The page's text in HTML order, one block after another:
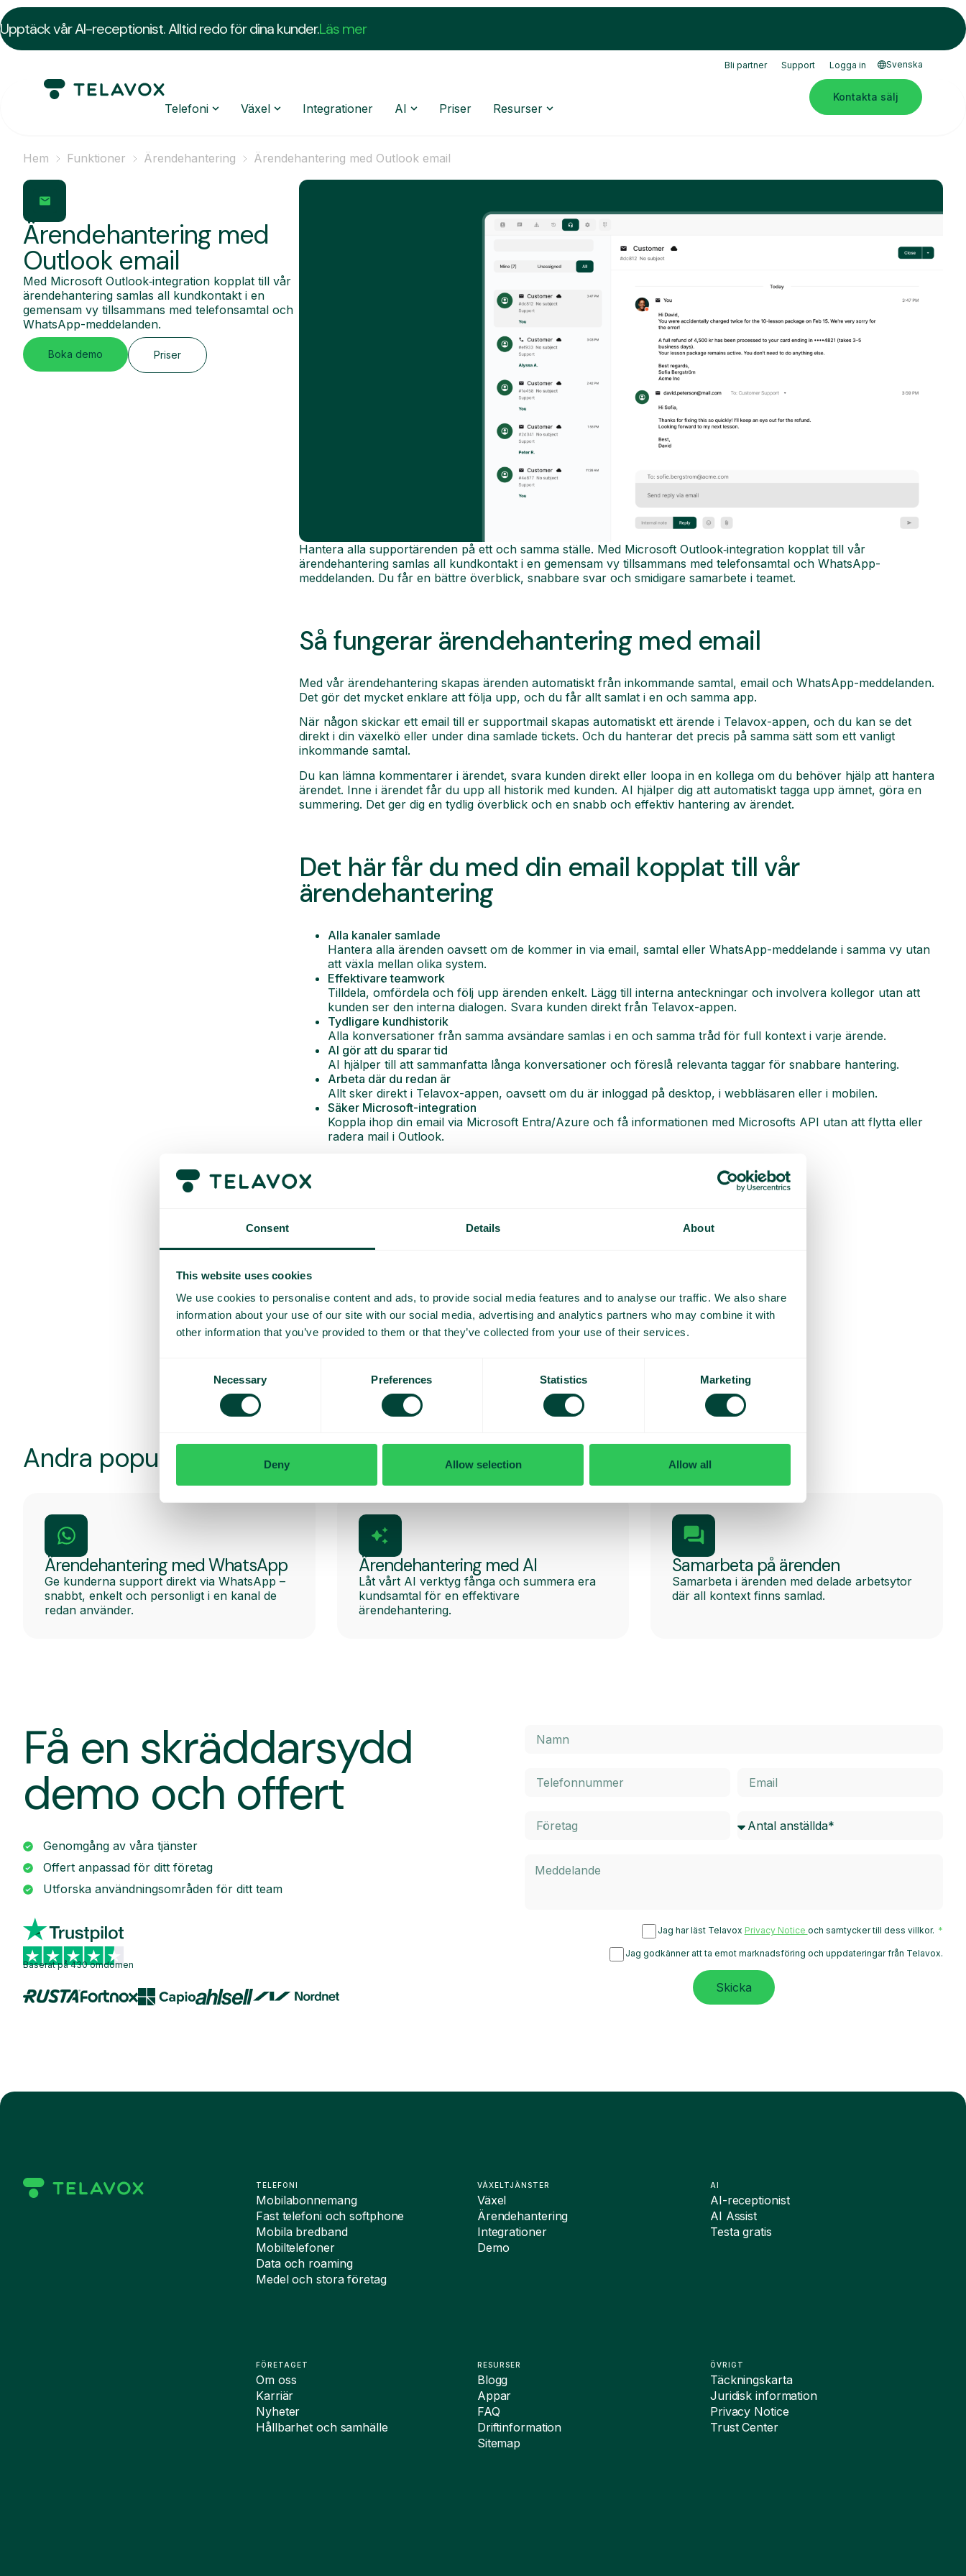
Consent Details About
This website uses cookies
We use cookies to personalise content and ads, to provide social media features and to analyse our traffic. We also share
information about your use of our site with our social media, advertising and analytics partners who may combine it with
other information that you’ve provided to them or that they’ve collected from your use of their services.
Necessary Preferences Statistics Marketing
Deny Allow selection Allow all
Upptäck vår AI-receptionist. Alltid redo för dina kunder.Läs mer
Bli partner Support Logga in Svenska
Telefoni Växel Integrationer AI Priser Resurser
Kontakta sälj
Hem Funktioner Ärendehantering Ärendehantering med Outlook email
Ärendehantering med
Outlook email
Med Microsoft Outlook‑integration kopplat till vår
ärendehantering samlas all kundkontakt i en
gemensam vy tillsammans med telefonsamtal och
WhatsApp-meddelanden.
Boka demo Priser
Hantera alla supportärenden på ett och samma ställe. Med Microsoft Outlook‑integration kopplat till vår
ärendehantering samlas all kundkontakt i en gemensam vy tillsammans med telefonsamtal och WhatsApp-
meddelanden. Du får en bättre överblick, snabbare svar och smidigare samarbete i teamet.
Så fungerar ärendehantering med email
Med vår ärendehantering skapas ärenden automatiskt från inkommande samtal, email och WhatsApp-meddelanden.
Det gör det mycket enklare att följa upp, och du får allt samlat i en och samma app.
När någon skickar ett email till er supportmail skapas automatiskt ett ärende i Telavox-appen, och du kan se det
direkt i din växelkö eller under dina samlade tickets. Och du hanterar det precis på samma sätt som ett vanligt
inkommande samtal.
Du kan lämna kommentarer i ärendet, svara kunden direkt eller loopa in en kollega om du behöver hjälp att hantera
ärendet. Inne i ärendet får du upp all historik med kunden. AI hjälper dig att automatiskt tagga upp ämnet, göra en
summering. Det ger dig en tydlig överblick och en snabb och effektiv hantering av ärendet.
Det här får du med din email kopplat till vår
ärendehantering
Alla kanaler samlade
Hantera alla ärenden oavsett om de kommer in via email, samtal eller WhatsApp-meddelande i samma vy utan
att växla mellan olika system.
Effektivare teamwork
Tilldela, omfördela och följ upp ärenden enkelt. Lägg till interna anteckningar och involvera kollegor utan att
kunden ser den interna dialogen. Svara kunden direkt från Telavox-appen.
Tydligare kundhistorik
Alla konversationer från samma avsändare samlas i en och samma tråd för full kontext i varje ärende.
AI gör att du sparar tid
AI hjälper till att sammanfatta långa konversationer och föreslå relevanta taggar för snabbare hantering.
Arbeta där du redan är
Allt sker direkt i Telavox-appen, oavsett om du är inloggad på desktop, i webbläsaren eller i mobilen.
Säker Microsoft-integration
Koppla ihop din email via Microsoft Entra/Azure och få informationen med Microsofts API utan att flytta eller
radera mail i Outlook.
Viktiga funktioner
Sök efter ärenden på telefonnummer, ämnesrad eller ärende-ID
Fullt stöd för iOS och Android
Kom igång här:
Andra populära funktioner
Ärendehantering med WhatsApp
Ge kunderna support direkt via WhatsApp –
snabbt, enkelt och personligt i en kanal de
redan använder.
Ärendehantering med AI
Låt vårt AI verktyg fånga och summera era
kundsamtal för en effektivare
ärendehantering.
Samarbeta på ärenden
Samarbeta i ärenden med delade arbetsytor
där all kontext finns samlad.
Få en skräddarsydd
demo och offert
Genomgång av våra tjänster
Offert anpassad för ditt företag
Utforska användningsområden för ditt team
Baserat på 430 omdömen
Jag har läst Telavox Privacy Notice och samtycker till dess villkor.
Jag godkänner att ta emot marknadsföring och uppdateringar från Telavox.
Skicka
TELEFONI
Mobilabonnemang
Fast telefoni och softphone
Mobila bredband
Mobiltelefoner
Data och roaming
Medel och stora företag
FÖRETAGET
Om oss
Karriär
Nyheter
Hållbarhet och samhälle
VÄXELTJÄNSTER
Växel
Ärendehantering
Integrationer
Demo
RESURSER
Blogg
Appar
FAQ
Driftinformation
Sitemap
AI
AI-receptionist
AI Assist
Testa gratis
ÖVRIGT
Täckningskarta
Juridisk information
Privacy Notice
Trust Center